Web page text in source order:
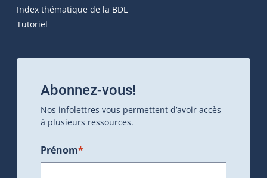
Index thématique de la BDL
Tutoriel
Abonnez-vous!
Nos infolettres vous permettent d’avoir accès
à plusieurs ressources.
Prénom*